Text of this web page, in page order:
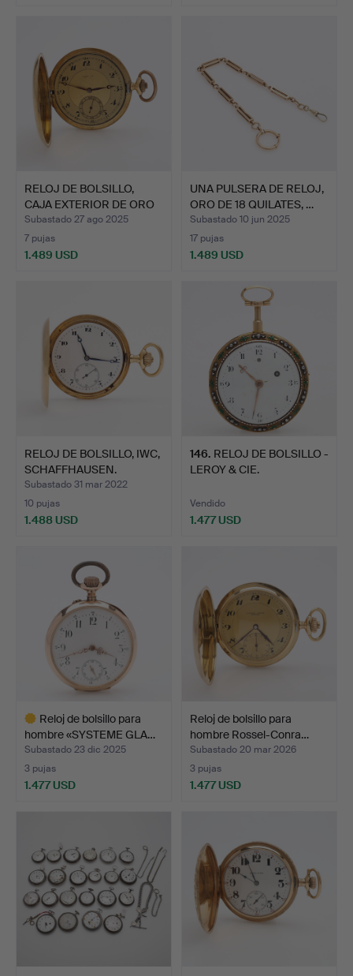
RELOJ DE BOLSILLO,
CAJA EXTERIOR DE ORO
DE…
Subastado 27 ago 2025
7 pujas
1.489 USD
UNA PULSERA DE RELOJ,
ORO DE 18 QUILATES, …
Subastado 10 jun 2025
17 pujas
1.489 USD
RELOJ DE BOLSILLO, IWC,
SCHAFFHAUSEN.
Subastado 31 mar 2022
10 pujas
1.488 USD
146. RELOJ DE BOLSILLO -
LEROY & CIE.
Vendido
1.477 USD
Reloj de bolsillo para
hombre «SYSTEME GLA…
Subastado 23 dic 2025
3 pujas
1.477 USD
Reloj de bolsillo para
hombre Rossel-Conra…
Subastado 20 mar 2026
3 pujas
1.477 USD